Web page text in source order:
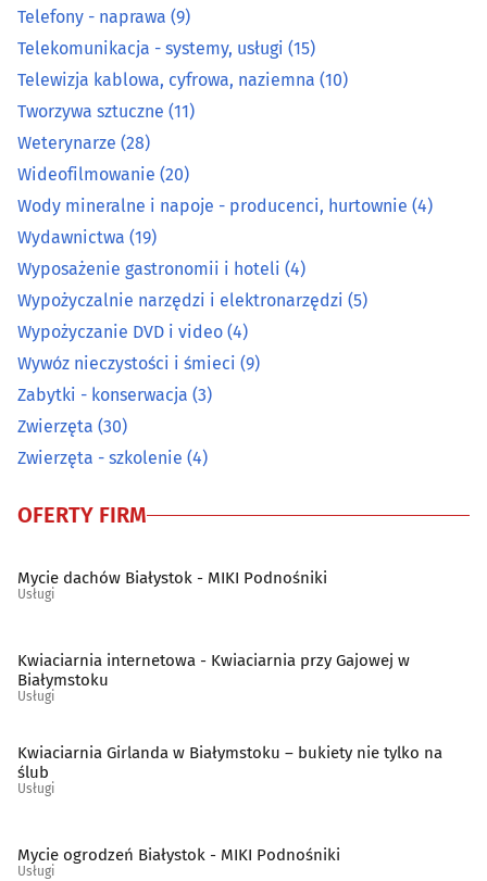
Prace drogowe i kolejowe
Prace wodne i melioracyjne (7)
Prace wysokościowe
Pralnie(27)
Rzemiosło artystyczne(15)
Spawalnictwo(16)
Sprzątanie (44)
Sprzęt RTV, AGD - naprawa, montaż
Surowce wtórne - skup, sprzedaż
Szklarze(13)
Tapicerzy(23)
Telefony - naprawa (9)
Telekomunikacja - systemy, usługi
Telewizja kablowa, cyfrowa, naziemna(10)
Telefony - naprawa (9)
Telekomunikacja - systemy, usługi (15)
Telewizja kablowa, cyfrowa, naziemna (10)
Tworzywa sztuczne (11)
Weterynarze (28)
Wideofilmowanie (20)
Wody mineralne i napoje - producenci, hurtownie (4)
Wydawnictwa (19)
Wyposażenie gastronomii i hoteli (4)
Wypożyczalnie narzędzi i elektronarzędzi (5)
Wypożyczanie DVD i video (4)
Wywóz nieczystości i śmieci (9)
Zabytki - konserwacja (3)
Zwierzęta (30)
Zwierzęta - szkolenie (4)
OFERTY FIRM
Mycie dachów Białystok - MIKI Podnośniki
Usługi
Kwiaciarnia internetowa - Kwiaciarnia przy Gajowej w
Białymstoku
Usługi
Kwiaciarnia Girlanda w Białymstoku – bukiety nie tylko na
ślub
Usługi
Mycie ogrodzeń Białystok - MIKI Podnośniki
Usługi